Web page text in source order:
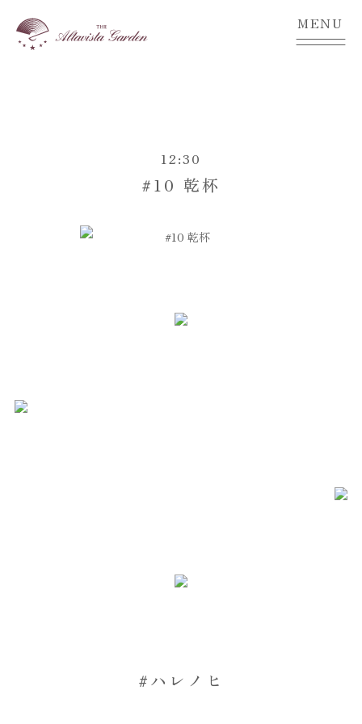
MENU
12:30
#10 乾杯
#ハレノヒ